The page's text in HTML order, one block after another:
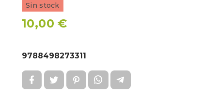
Sin stock
10,00 €
9788498273311